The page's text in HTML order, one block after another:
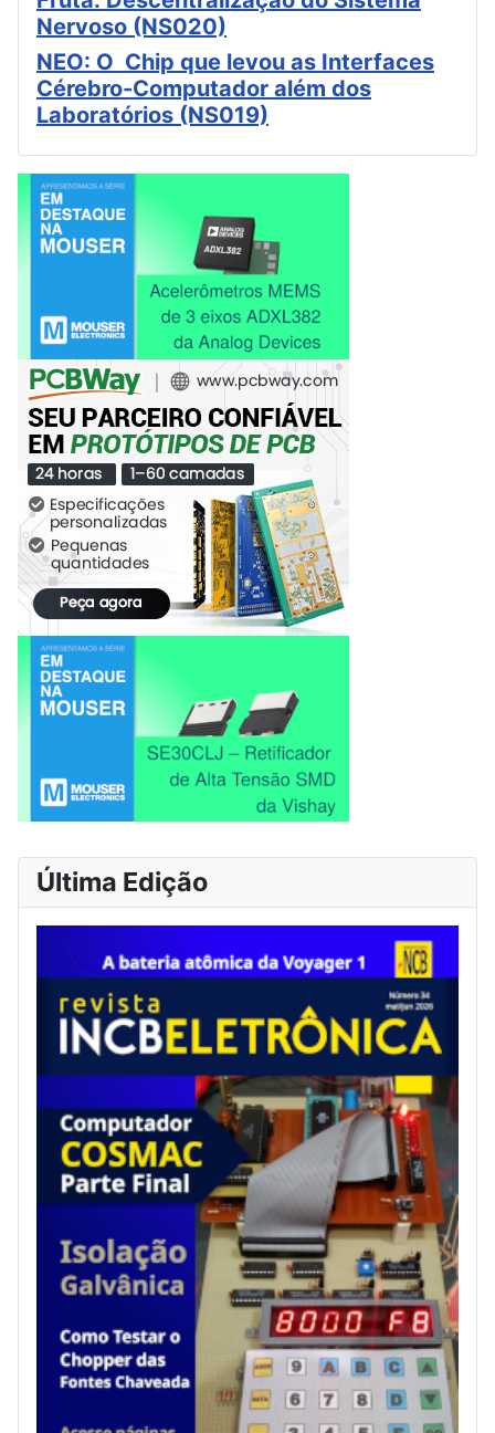
Nervoso (NS020)
NEO: O Chip que levou as Interfaces
Cérebro-Computador além dos
Laboratórios (NS019)
Última Edição